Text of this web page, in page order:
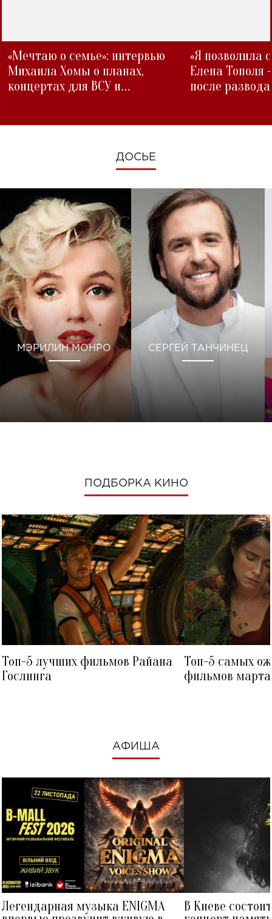
«Мечтаю о семье»: интервью
Михаила Хомы о планах,
концертах для ВСУ и
«Я позволила
Елена Тополя
после развода
ДОСЬЕ
МЭРИЛИН МОНРО СЕРГЕЙ ТАНЧИНЕЦ
ПОДБОРКА КИНО
Топ-5 лучших фильмов Райана
Гослинга
Топ-5 самых
фильмов
АФИША
Легендарная музыка ENIGMA
В Киеве